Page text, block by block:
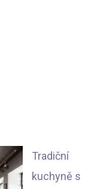
Tradiční
kuchyně s